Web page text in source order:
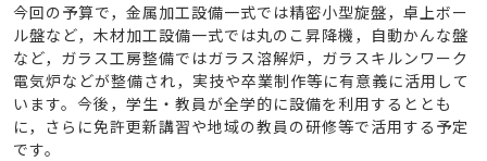
今回の予算で，金属加工設備一式では精密小型旋盤，卓上ボー
ル盤など，木材加工設備一式では丸のこ昇降機，自動かんな盤
など，ガラス工房整備ではガラス溶解炉，ガラスキルンワーク
電気炉などが整備され，実技や卒業制作等に有意義に活用して
います。今後，学生・教員が全学的に設備を利用するととも
に，さらに免許更新講習や地域の教員の研修等で活用する予定
です。